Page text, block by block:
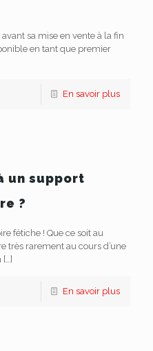
sa mise en vente à la fin
en tant que premier
En savoir plus
un support
?
fétiche ! Que ce soit au
très rarement au cours d’une
[…]
En savoir plus